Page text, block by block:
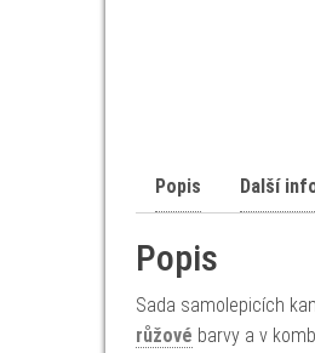
Popis Další
Popis
Sada samolepicích
růžové barvy a v